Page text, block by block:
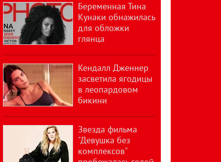
Беременная Тина
Кунаки обнажилась
для обложки
глянца
Кендалл Дженнер
засветила ягодицы
в леопардовом
бикини
Звезда фильма
"Девушка без
комплексов"